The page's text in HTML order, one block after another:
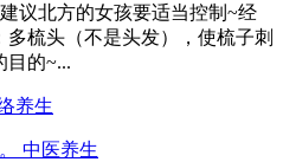
议北方的女孩要适当控制~经
梳头（不是头发），使梳子刺
目的~...
养生
中医养生